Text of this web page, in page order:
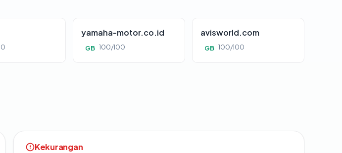
yamaha-motor.co.id
GB 100/100
avisworld.com
GB 100/100
Kekurangan